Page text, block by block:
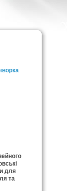
для
та